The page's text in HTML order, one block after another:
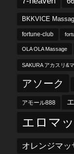
BKKVICE
fortune-club
OLA OLA Massage
SAKURA アカスリ&
アソーク
アモール888
エロマ
オレンジマッ